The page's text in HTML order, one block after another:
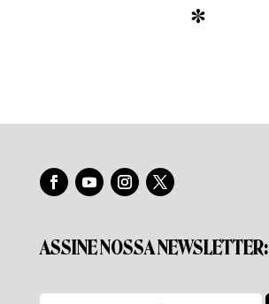
*
ASSINE NOSSA NEWSLETTER: